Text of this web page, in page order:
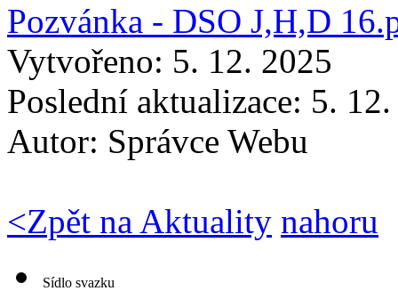
Pozvánka - DSO J,H,D
Vytvořeno: 5. 12. 2025
Poslední aktualizace: 5.
Autor: Správce Webu
<Zpět na Aktuality nahoru
Sídlo svazku